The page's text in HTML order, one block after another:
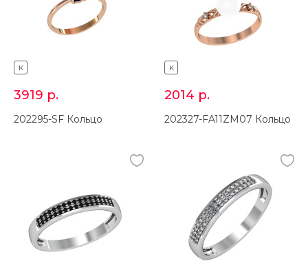
K
3919 р.
202295-SF Кольцо
K
2014 р.
202327-FA11ZM07 Кольцо